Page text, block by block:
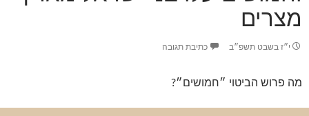
מצרים
י״ז בשבט תשפ״ב כתיבת תגובה
מה פרוש הביטוי ״חמושים״?